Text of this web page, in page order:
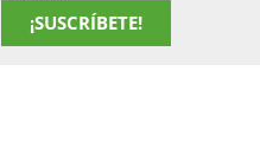
¡SUSCRÍBETE!